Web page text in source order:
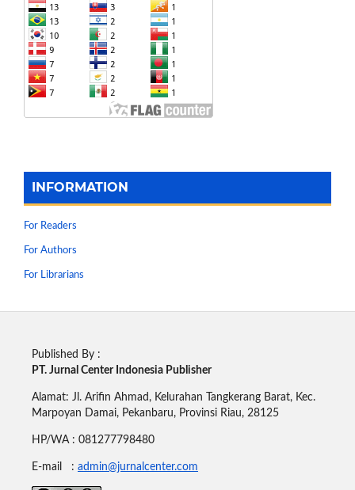
INFORMATION
For Readers
For Authors
For Librarians
Published By :
PT. Jurnal Center Indonesia Publisher
Alamat: Jl. Arifin Ahmad, Kelurahan Tangkerang Barat, Kec.
Marpoyan Damai, Pekanbaru, Provinsi Riau, 28125
HP/WA : 081277798480
E-mail : admin@jurnalcenter.com